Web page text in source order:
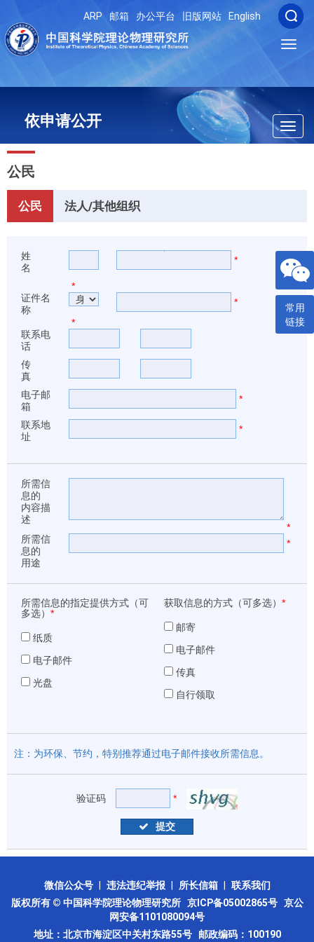
ARP 邮箱 办公平台 旧版网站 English
依申请公开
公民
公民 法人/其他组织
姓
名
*
*
证件名
称
*
*
联系电
话
传
真
电子邮
箱
*
联系地
址
*
所需信
息的
内容描
述
*
所需信
息的
用途
*
所需信息的指定提供方式（可
多选） *
纸质
电子邮件
光盘
获取信息的方式（可多选） *
邮寄
电子邮件
传真
自行领取
注：为环保、节约，特别推荐通过电子邮件接收所需信息。
验证码 *
提交
常用
链接
微信公众号 违法违纪举报 所长信箱
联系我们
版权所有 © 中国科学院理论物理研究所 京ICP备05002865号 京公
网安备1101080094号
地址：北京市海淀区中关村东路55号 邮政编码：100190